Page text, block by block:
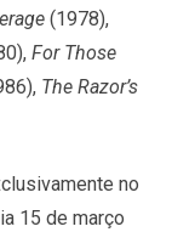
(1978),
For Those
The Razor’s
no
15 de março